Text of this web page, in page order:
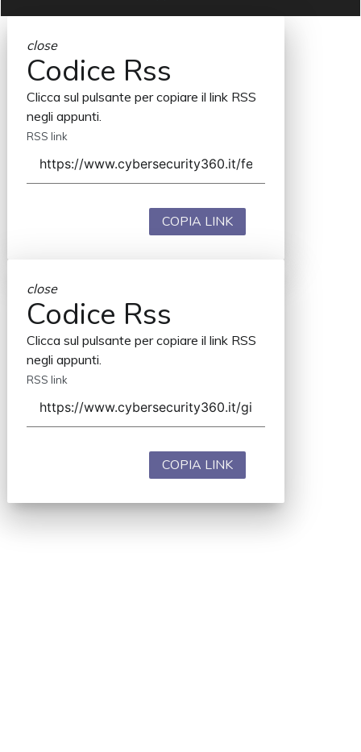
close
Codice Rss
Clicca sul pulsante per copiare il link RSS
negli appunti.
RSS link
COPIA LINK
close
Codice Rss
Clicca sul pulsante per copiare il link RSS
negli appunti.
RSS link
COPIA LINK